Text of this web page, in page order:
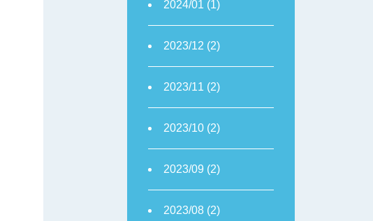
2024/01 (1)
2023/12 (2)
2023/11 (2)
2023/10 (2)
2023/09 (2)
2023/08 (2)